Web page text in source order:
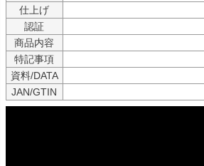
仕上げ
認証
商品内容
特記事項
資料/DATA
JAN/GTIN